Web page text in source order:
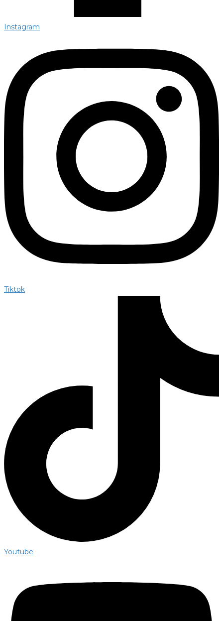
Instagram
Tiktok
Youtube